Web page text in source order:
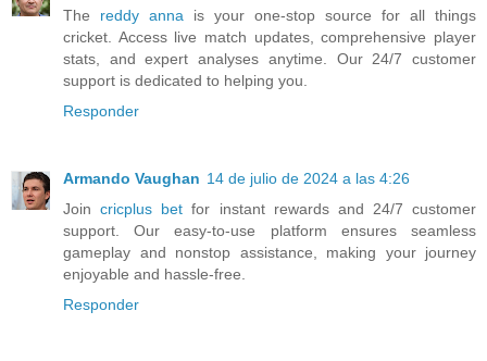
The reddy anna is your one-stop source for all things
cricket. Access live match updates, comprehensive player
stats, and expert analyses anytime. Our 24/7 customer
support is dedicated to helping you.
Responder
Armando Vaughan 14 de julio de 2024 a las 4:26
Joincricplus bet for instant rewards and 24/7 customer
support. Our easy-to-use platform ensures seamless
gameplay and nonstop assistance, making your journey
enjoyable and hassle-free.
Responder